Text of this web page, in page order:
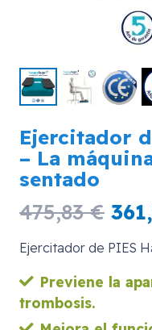
Ejercitador
– La
sentado
475,83€ El
era:
Ejercitador de PIES
Previene la
trombosis.